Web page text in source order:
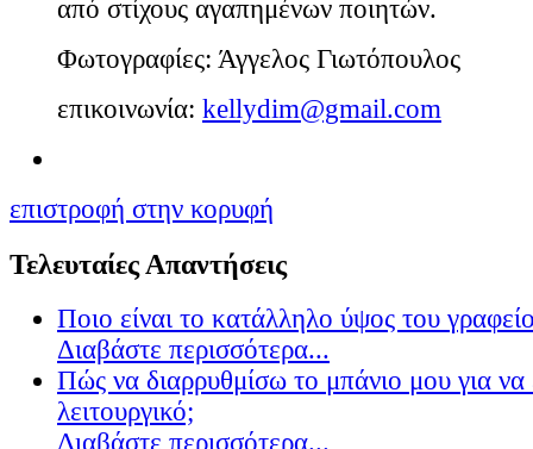
από στίχους αγαπημένων ποιητών.
Φωτογραφίες: Άγγελος Γιωτόπουλος
επικοινωνία: kellydim@gmail.com
επιστροφή στην κορυφή
Τελευταίες Απαντήσεις
Ποιο είναι το κατάλληλο ύψος του
Διαβάστε περισσότερα...
Πώς να διαρρυθμίσω το μπάνιο μου για να
λειτουργικό;
Διαβάστε περισσότερα...